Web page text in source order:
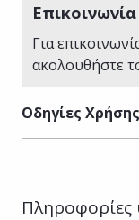
Επικοινωνία
Για
ακολουθήστε
Οδηγίες Χρήσης
Πληροφορίες